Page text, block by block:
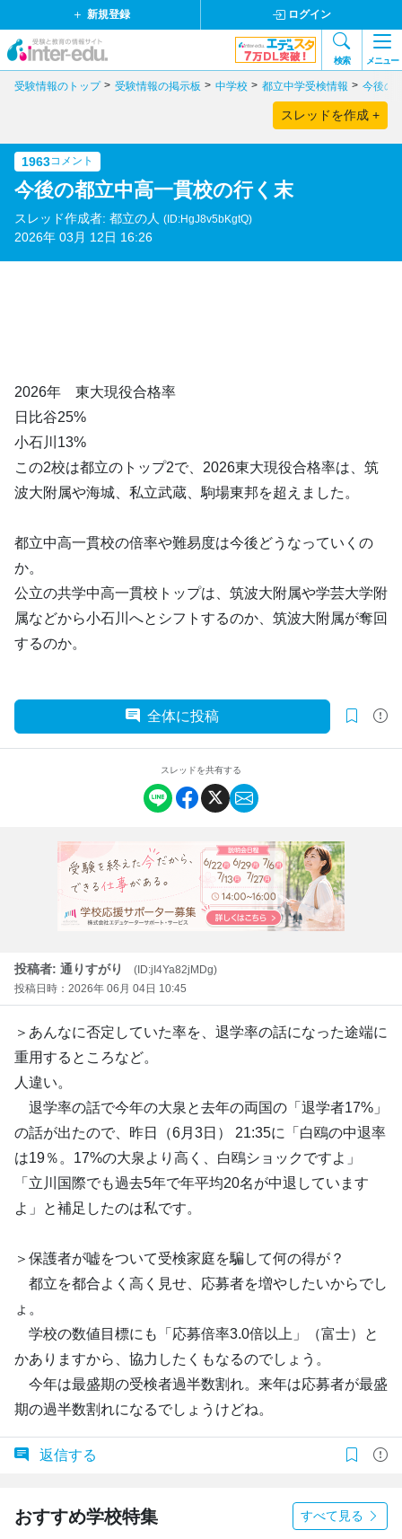
新規登録 ログイン
検索 メニュー
受験情報のトップ 受験情報の掲示板 中学校 都立中学受検情報 今後の
スレッドを作成 +
1963コメント
今後の都立中高一貫校の行く末
スレッド作成者: 都立の人 (ID:HgJ8v5bKgtQ)
2026年 03月 12日 16:26
2026年 東大現役合格率
日比谷25%
小石川13%
この2校は都立のトップ2で、2026東大現役合格率は、筑
波大附属や海城、私立武蔵、駒場東邦を超えました。
都立中高一貫校の倍率や難易度は今後どうなっていくの
か。
公立の共学中高一貫校トップは、筑波大附属や学芸大学附
属などから小石川へとシフトするのか、筑波大附属が奪回
するのか。
全体に投稿
スレッドを共有する
投稿者: 通りすがり
(ID:jI4Ya82jMDg)
投稿日時：2026年 06月 04日 10:45
＞あんなに否定していた率を、退学率の話になった途端に
重用するところなど。
人違い。
退学率の話で今年の大泉と去年の両国の「退学者17%」
の話が出たので、昨日（6月3日） 21:35に「白鴎の中退率
は19％。17%の大泉より高く、白鴎ショックですよ」
「立川国際でも過去5年で年平均20名が中退しています
よ」と補足したのは私です。
＞保護者が嘘をついて受検家庭を騙して何の得が？
都立を都合よく高く見せ、応募者を増やしたいからでし
ょ。
学校の数値目標にも「応募倍率3.0倍以上」（富士）と
かありますから、協力したくもなるのでしょう。
今年は最盛期の受検者過半数割れ。来年は応募者が最盛
期の過半数割れになるでしょうけどね。
返信する
おすすめ学校特集 すべて見る